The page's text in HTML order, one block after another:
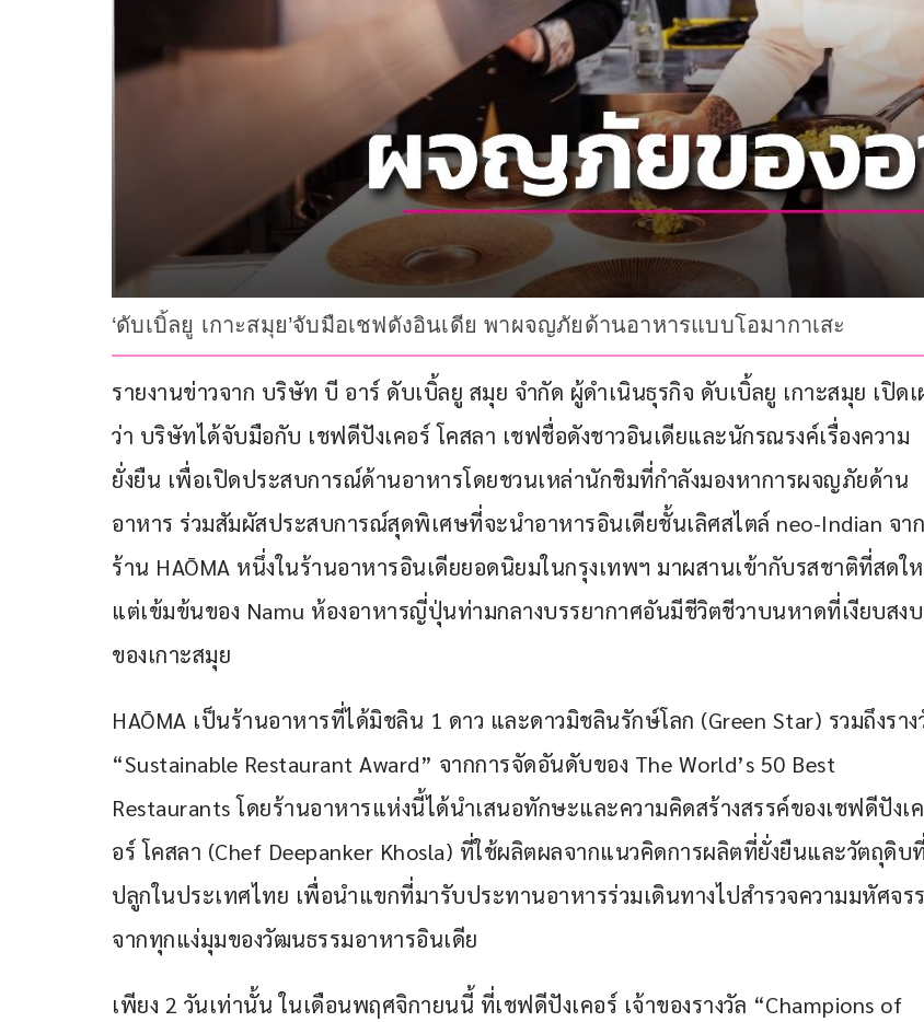
‘ดับเบิ้ลยู เกาะสมุย’จับมือเชฟดังอินเดีย พาผจญภัยด้านอาหารแบบโอมากาเสะ
รายงานข่าวจาก บริษัท บี อาร์ ดับเบิ้ลยู สมุย จำกัด ผู้ดำเนินธุรกิจ ดับเบิ้ลยู เกาะสมุย เปิดเ
ว่า บริษัทได้จับมือกับ เชฟดีปังเคอร์ โคสลา เชฟชื่อดังชาวอินเดียและนักรณรงค์เรื่องความ
ยั่งยืน เพื่อเปิดประสบการณ์ด้านอาหารโดยชวนเหล่านักชิมที่กำลังมองหาการผจญภัยด้าน
อาหาร ร่วมสัมผัสประสบการณ์สุดพิเศษที่จะนำอาหารอินเดียชั้นเลิศสไตล์ neo-Indian จาก
ร้าน HAŌMA หนึ่งในร้านอาหารอินเดียยอดนิยมในกรุงเทพฯ มาผสานเข้ากับรสชาติที่สดใ
แต่เข้มข้นของ Namu ห้องอาหารญี่ปุ่นท่ามกลางบรรยากาศอันมีชีวิตชีวาบนหาดที่เงียบสงบ
ของเกาะสมุย
HAŌMA เป็นร้านอาหารที่ได้มิชลิน 1 ดาว และดาวมิชลินรักษ์โลก (Green Star) รวมถึงราง
“Sustainable Restaurant Award” จากการจัดอันดับของ The World’s 50 Best
Restaurants โดยร้านอาหารแห่งนี้ได้นำเสนอทักษะและความคิดสร้างสรรค์ของเชฟดีปังเค
อร์ โคสลา (Chef Deepanker Khosla) ที่ใช้ผลิตผลจากแนวคิดการผลิตที่ยั่งยืนและวัตถุดิบที่
ปลูกในประเทศไทย เพื่อนำแขกที่มารับประทานอาหารร่วมเดินทางไปสำรวจความมหัศจร
จากทุกแง่มุมของวัฒนธรรมอาหารอินเดีย
เพียง 2 วันเท่านั้น ในเดือนพฤศจิกายนนี้ ที่เชฟดีปังเคอร์ เจ้าของรางวัล “Champions of